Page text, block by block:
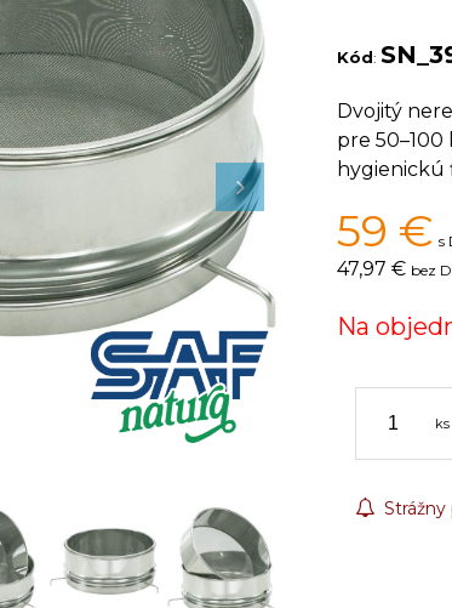
Kód:
Dvojitý
pre 50–100
hygienickú
59 € s
47,97 € bez
Na
ks
Strážny